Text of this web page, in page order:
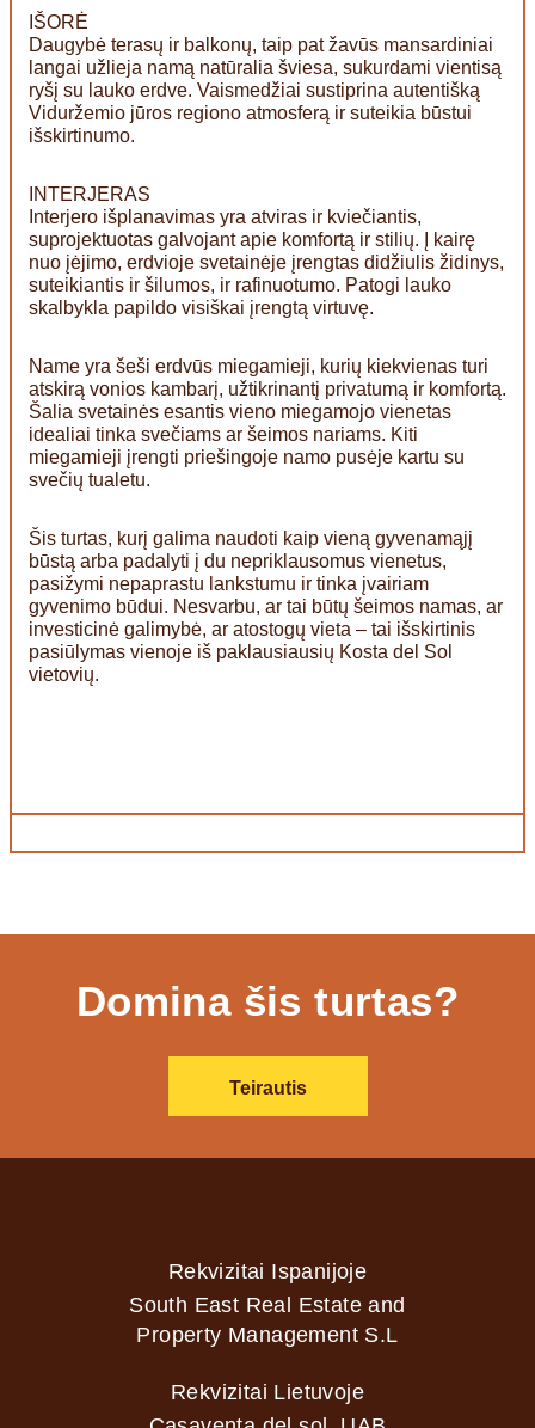
IŠORĖ
Daugybė terasų ir balkonų, taip pat žavūs mansardiniai
langai užlieja namą natūralia šviesa, sukurdami vientisą
ryšį su lauko erdve. Vaismedžiai sustiprina autentišką
Viduržemio jūros regiono atmosferą ir suteikia būstui
išskirtinumo.
INTERJERAS
Interjero išplanavimas yra atviras ir kviečiantis,
suprojektuotas galvojant apie komfortą ir stilių. Į kairę
nuo įėjimo, erdvioje svetainėje įrengtas didžiulis židinys,
suteikiantis ir šilumos, ir rafinuotumo. Patogi lauko
skalbykla papildo visiškai įrengtą virtuvę.
Name yra šeši erdvūs miegamieji, kurių kiekvienas turi
atskirą vonios kambarį, užtikrinantį privatumą ir komfortą.
Šalia svetainės esantis vieno miegamojo vienetas
idealiai tinka svečiams ar šeimos nariams. Kiti
miegamieji įrengti priešingoje namo pusėje kartu su
svečių tualetu.
Šis turtas, kurį galima naudoti kaip vieną gyvenamąjį
būstą arba padalyti į du nepriklausomus vienetus,
pasižymi nepaprastu lankstumu ir tinka įvairiam
gyvenimo būdui. Nesvarbu, ar tai būtų šeimos namas, ar
investicinė galimybė, ar atostogų vieta – tai išskirtinis
pasiūlymas vienoje iš paklausiausių Kosta del Sol
vietovių.
Domina šis turtas?
Teirautis
Rekvizitai Ispanijoje
South East Real Estate and
Property Management S.L
Rekvizitai Lietuvoje